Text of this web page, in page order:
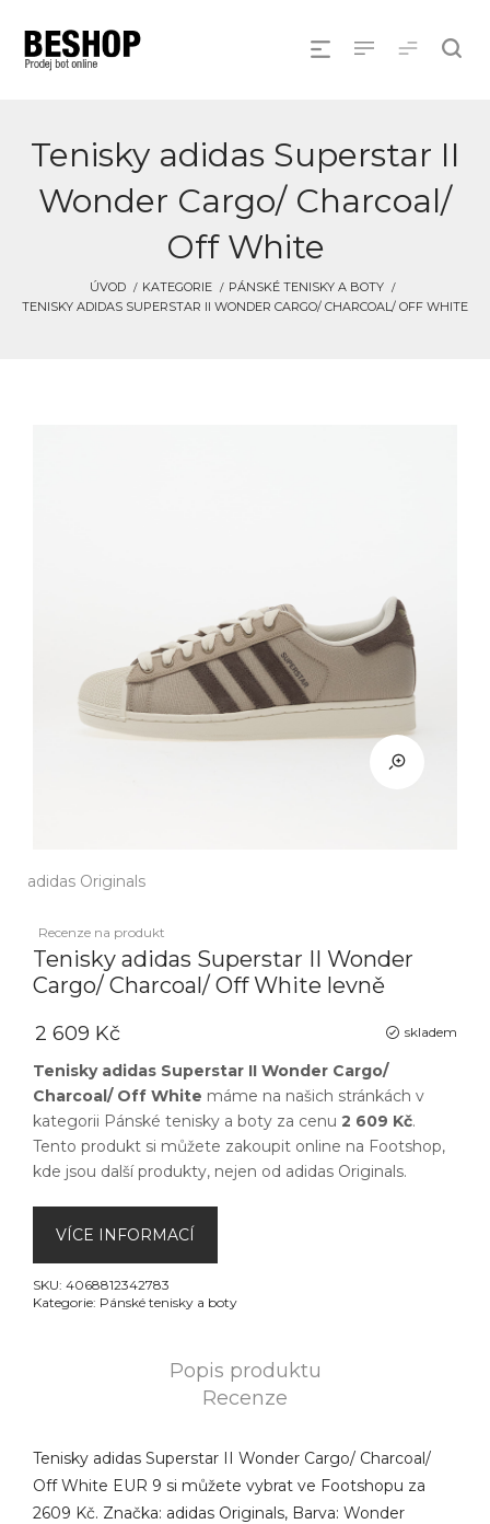
Tenisky adidas Superstar II
Wonder Cargo/ Charcoal/
Off White
ÚVOD KATEGORIE
PÁNSKÉ TENISKY A BOTY
TENISKY ADIDAS SUPERSTAR II WONDER CARGO/ CHARCOAL/ OFF WHITE
adidas Originals
Recenze na produkt
Tenisky adidas Superstar II Wonder
Cargo/ Charcoal/ Off White levně
skladem
2 609 Kč
Tenisky adidas Superstar II Wonder Cargo/
Charcoal/ Off White máme na našich stránkách v
kategorii Pánské tenisky a boty za cenu 2 609 Kč.
Tento produkt si můžete zakoupit online na Footshop,
kde jsou další produkty, nejen od adidas Originals.
VÍCE INFORMACÍ
SKU: 4068812342783
Kategorie: Pánské tenisky a boty
Popis produktu
Recenze
Tenisky adidas Superstar II Wonder Cargo/ Charcoal/
Off White EUR 9 si můžete vybrat ve Footshopu za
2609 Kč. Značka: adidas Originals, Barva: Wonder